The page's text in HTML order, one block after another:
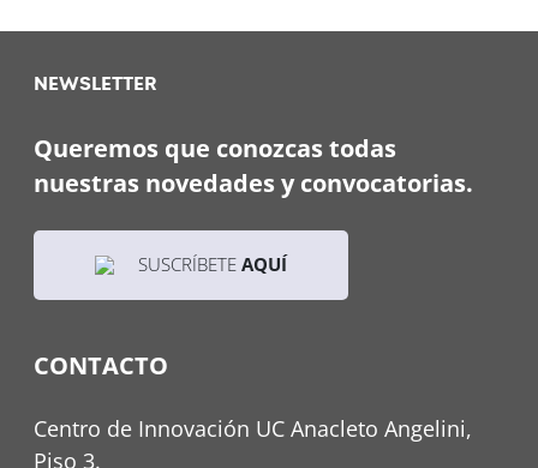
NEWSLETTER
Queremos que conozcas todas
nuestras novedades y convocatorias.
SUSCRÍBETE AQUÍ
CONTACTO
Centro de Innovación UC Anacleto Angelini,
Piso 3.